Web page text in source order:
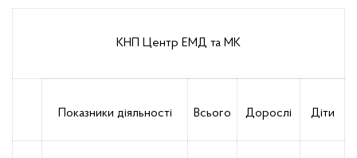
КНП Центр ЕМД та МК
Показники діяльності Всього Дорослі Діти